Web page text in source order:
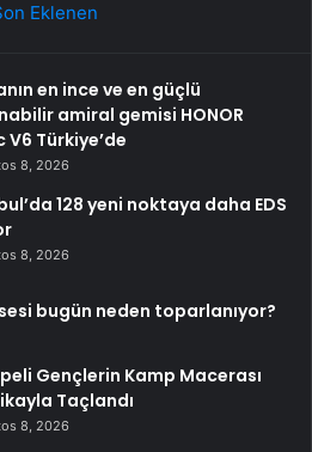
Eklenen
en ince ve en güçlü
amiral gemisi HONOR
V6 Türkiye’de
8, 2026
128 yeni noktaya daha EDS
8, 2026
bugün neden toparlanıyor?
Gençlerin Kamp Macerası
Taçlandı
8, 2026